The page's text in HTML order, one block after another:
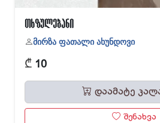
თხზულებანი
მირზა ფათალი ახუნდოვი
₾ 10
დაამატე
შენახვა